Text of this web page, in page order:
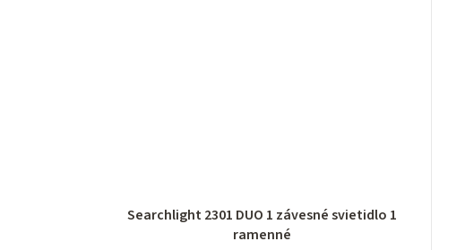
Searchlight 2301 DUO 1 závesné svietidlo 1
ramenné